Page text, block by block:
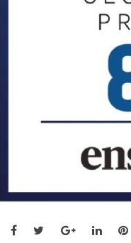
WhatsApp
Facebook
TwitterGoogle+